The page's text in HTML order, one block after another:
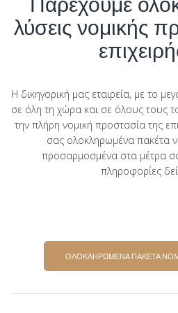
λύσεις νομικής
Η δικηγορική μας εταιρεία, με το
σε όλη τη χώρα και σε όλους τους
την πλήρη νομική προστασία της
σας ολοκληρωμένα πακέτα
προσαρμοσμένα στα μέτρα
πληροφορίες
ΟΛΟΚΛΗΡΩΜΕΝΑ ΠΑΚΕΤΑ